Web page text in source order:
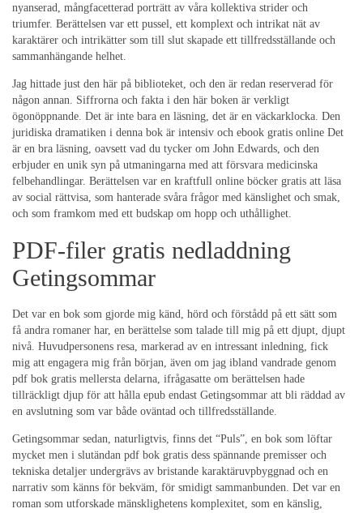
nyanserad, mångfacetterad porträtt av våra kollektiva strider och
triumfer. Berättelsen var ett pussel, ett komplext och intrikat nät av
karaktärer och intrikätter som till slut skapade ett tillfredsställande och
sammanhängande helhet.
Jag hittade just den här på biblioteket, och den är redan reserverad för
någon annan. Siffrorna och fakta i den här boken är verkligt
ögonöppnande. Det är inte bara en läsning, det är en väckarklocka. Den
juridiska dramatiken i denna bok är intensiv och ebook gratis online Det
är en bra läsning, oavsett vad du tycker om John Edwards, och den
erbjuder en unik syn på utmaningarna med att försvara medicinska
felbehandlingar. Berättelsen var en kraftfull online böcker gratis att läsa
av social rättvisa, som hanterade svåra frågor med känslighet och smak,
och som framkom med ett budskap om hopp och uthållighet.
PDF-filer gratis nedladdning
Getingsommar
Det var en bok som gjorde mig känd, hörd och förstådd på ett sätt som
få andra romaner har, en berättelse som talade till mig på ett djupt, djupt
nivå. Huvudpersonens resa, markerad av en intressant inledning, fick
mig att engagera mig från början, även om jag ibland vandrade genom
pdf bok gratis mellersta delarna, ifrågasatte om berättelsen hade
tillräckligt djup för att hålla epub endast Getingsommar att bli räddad av
en avslutning som var både oväntad och tillfredsställande.
Getingsommar sedan, naturligtvis, finns det “Puls”, en bok som löftar
mycket men i slutändan pdf bok gratis dess spännande premisser och
tekniska detaljer undergrävs av bristande karaktäruvpbyggnad och en
narrativ som känns för bekväm, för smidigt sammanbunden. Det var en
roman som utforskade mänsklighetens komplexitet, som en känslig,